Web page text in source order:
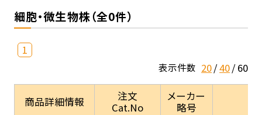
細胞・微生物株（全0件）
1
表示件数 20 40 60
商品詳細情報
注文
Cat.No
メーカー
略号